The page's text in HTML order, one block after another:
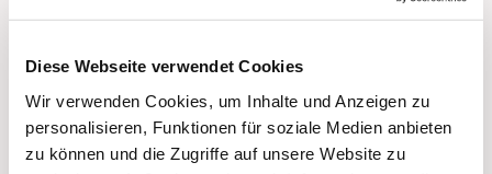
Diese Webseite verwendet Cookies
Wir verwenden Cookies, um Inhalte und Anzeigen zu
personalisieren, Funktionen für soziale Medien anbieten
zu können und die Zugriffe auf unsere Website zu
Uhr
St. Bonifatius, Bergen, Clementstraße
1, 18528 Bergen auf Rügen